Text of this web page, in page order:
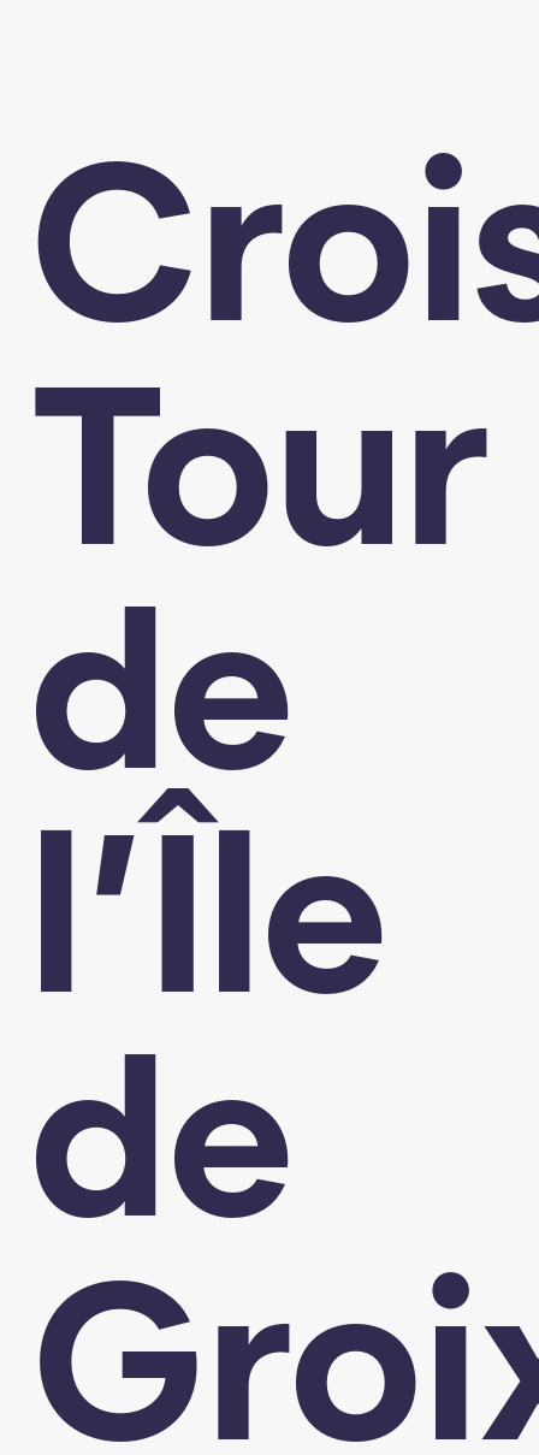
Tour
de
l’Île
de